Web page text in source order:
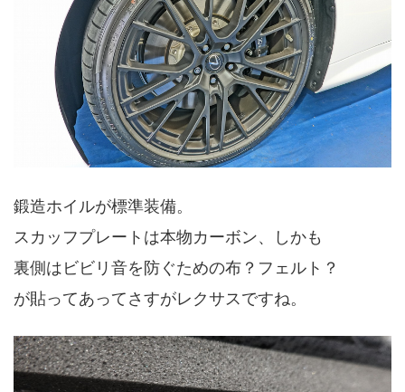
鍛造ホイルが標準装備。
スカッフプレートは本物カーボン、しかも
裏側はビビリ音を防ぐための布？フェルト？
が貼ってあってさすがレクサスですね。